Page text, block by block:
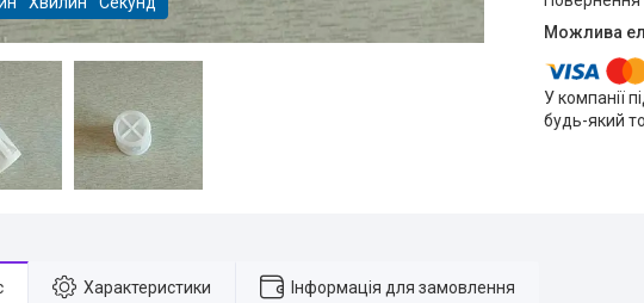
У компанії
будь-який
Характеристики Інформація для замовлення